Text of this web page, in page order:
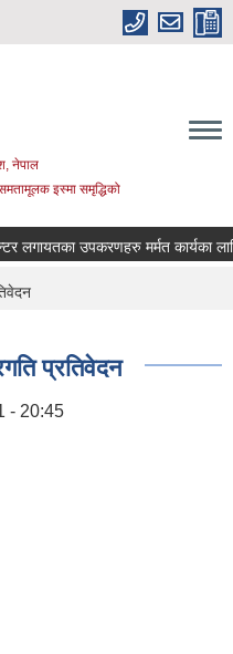
नेपाल
समतामूलक इस्मा समृद्धिको
उपकरणहरु मर्मत कार्यका लागि
प्रतिवेदन
- 20:45